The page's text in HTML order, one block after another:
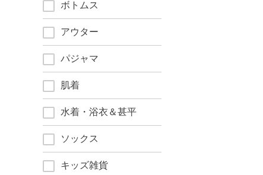
ボトムス
アウター
パジャマ
肌着
水着・浴衣＆甚平
ソックス
キッズ雑貨